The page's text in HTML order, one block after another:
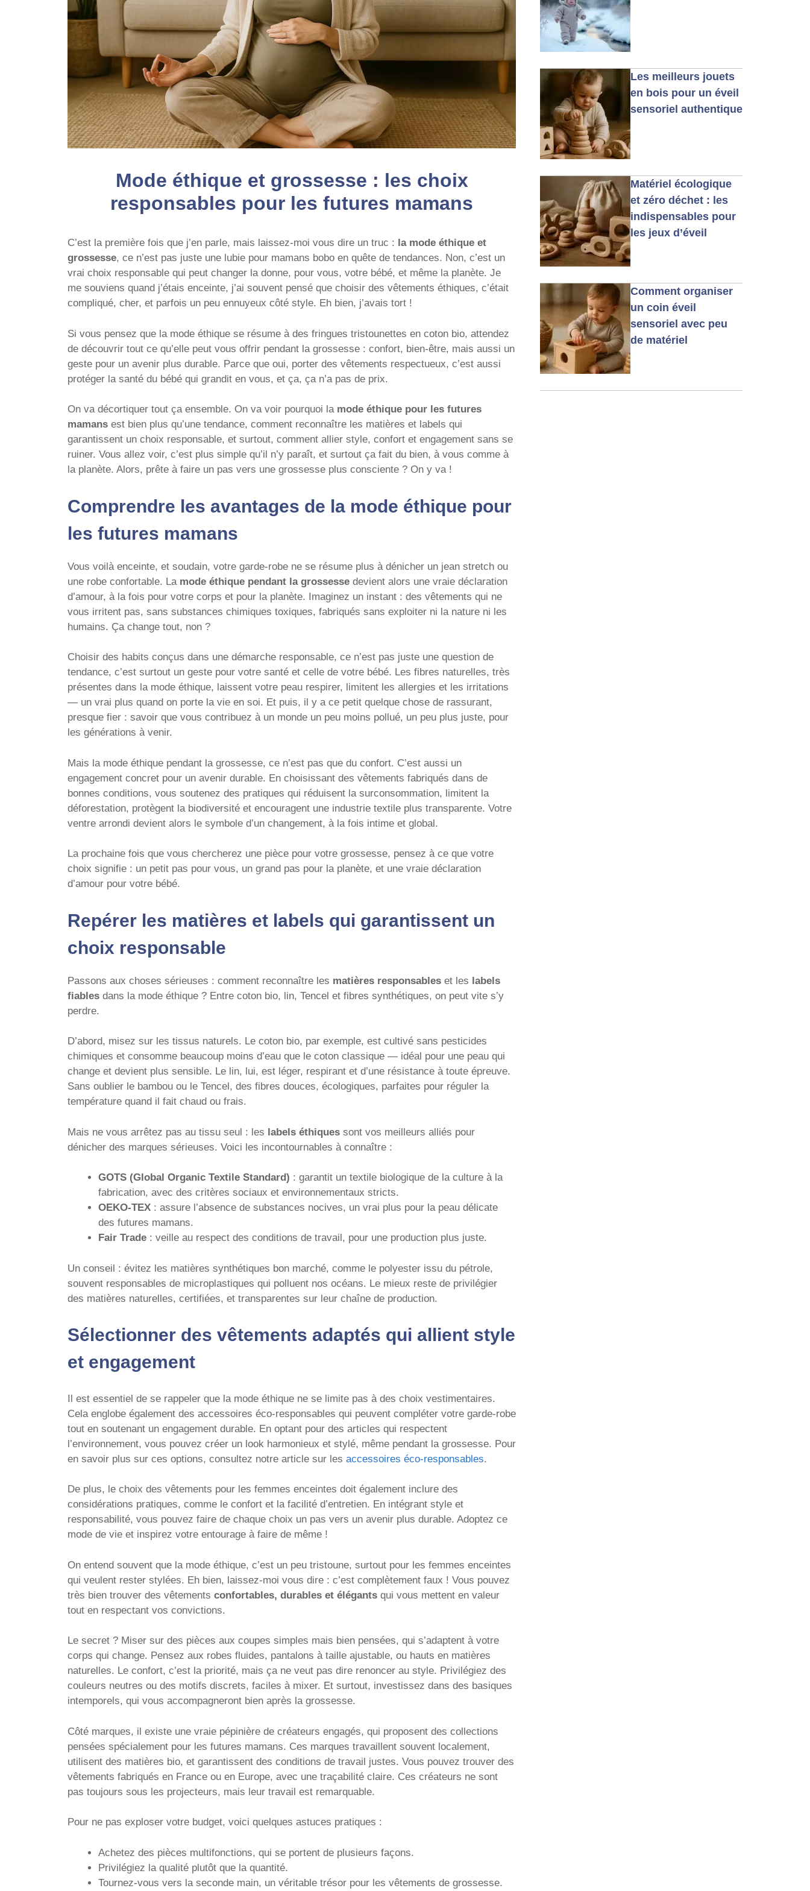
Mode éthique et grossesse : les choix
responsables pour les futures mamans
C’est la première fois que j’en parle, mais laissez-moi vous dire un truc : la mode éthique et
grossesse, ce n’est pas juste une lubie pour mamans bobo en quête de tendances. Non, c’est un
vrai choix responsable qui peut changer la donne, pour vous, votre bébé, et même la planète. Je
me souviens quand j’étais enceinte, j’ai souvent pensé que choisir des vêtements éthiques, c’était
compliqué, cher, et parfois un peu ennuyeux côté style. Eh bien, j’avais tort !
Si vous pensez que la mode éthique se résume à des fringues tristounettes en coton bio, attendez
de découvrir tout ce qu’elle peut vous offrir pendant la grossesse : confort, bien-être, mais aussi un
geste pour un avenir plus durable. Parce que oui, porter des vêtements respectueux, c’est aussi
protéger la santé du bébé qui grandit en vous, et ça, ça n’a pas de prix.
On va décortiquer tout ça ensemble. On va voir pourquoi la mode éthique pour les futures
mamans est bien plus qu’une tendance, comment reconnaître les matières et labels qui
garantissent un choix responsable, et surtout, comment allier style, confort et engagement sans se
ruiner. Vous allez voir, c’est plus simple qu’il n’y paraît, et surtout ça fait du bien, à vous comme à
la planète. Alors, prête à faire un pas vers une grossesse plus consciente ? On y va !
Comprendre les avantages de la mode éthique pour
les futures mamans
Vous voilà enceinte, et soudain, votre garde-robe ne se résume plus à dénicher un jean stretch ou
une robe confortable. La mode éthique pendant la grossesse devient alors une vraie déclaration
d’amour, à la fois pour votre corps et pour la planète. Imaginez un instant : des vêtements qui ne
vous irritent pas, sans substances chimiques toxiques, fabriqués sans exploiter ni la nature ni les
humains. Ça change tout, non ?
Choisir des habits conçus dans une démarche responsable, ce n’est pas juste une question de
tendance, c’est surtout un geste pour votre santé et celle de votre bébé. Les fibres naturelles, très
présentes dans la mode éthique, laissent votre peau respirer, limitent les allergies et les irritations
— un vrai plus quand on porte la vie en soi. Et puis, il y a ce petit quelque chose de rassurant,
presque fier : savoir que vous contribuez à un monde un peu moins pollué, un peu plus juste, pour
les générations à venir.
Mais la mode éthique pendant la grossesse, ce n’est pas que du confort. C’est aussi un
engagement concret pour un avenir durable. En choisissant des vêtements fabriqués dans de
bonnes conditions, vous soutenez des pratiques qui réduisent la surconsommation, limitent la
déforestation, protègent la biodiversité et encouragent une industrie textile plus transparente. Votre
ventre arrondi devient alors le symbole d’un changement, à la fois intime et global.
La prochaine fois que vous chercherez une pièce pour votre grossesse, pensez à ce que votre
choix signifie : un petit pas pour vous, un grand pas pour la planète, et une vraie déclaration
d’amour pour votre bébé.
Repérer les matières et labels qui garantissent un
choix responsable
Passons aux choses sérieuses : comment reconnaître les matières responsables et les labels
fiables dans la mode éthique ? Entre coton bio, lin, Tencel et fibres synthétiques, on peut vite s’y
perdre.
D’abord, misez sur les tissus naturels. Le coton bio, par exemple, est cultivé sans pesticides
chimiques et consomme beaucoup moins d’eau que le coton classique — idéal pour une peau qui
change et devient plus sensible. Le lin, lui, est léger, respirant et d’une résistance à toute épreuve.
Sans oublier le bambou ou le Tencel, des fibres douces, écologiques, parfaites pour réguler la
température quand il fait chaud ou frais.
Mais ne vous arrêtez pas au tissu seul : les labels éthiques sont vos meilleurs alliés pour
dénicher des marques sérieuses. Voici les incontournables à connaître :
GOTS (Global Organic Textile Standard) : garantit un textile biologique de la culture à la
fabrication, avec des critères sociaux et environnementaux stricts.
OEKO-TEX : assure l’absence de substances nocives, un vrai plus pour la peau délicate
des futures mamans.
Fair Trade : veille au respect des conditions de travail, pour une production plus juste.
Un conseil : évitez les matières synthétiques bon marché, comme le polyester issu du pétrole,
souvent responsables de microplastiques qui polluent nos océans. Le mieux reste de privilégier
des matières naturelles, certifiées, et transparentes sur leur chaîne de production.
Sélectionner des vêtements adaptés qui allient style
et engagement
Il est essentiel de se rappeler que la mode éthique ne se limite pas à des choix vestimentaires.
Cela englobe également des accessoires éco-responsables qui peuvent compléter votre garde-robe
tout en soutenant un engagement durable. En optant pour des articles qui respectent
l’environnement, vous pouvez créer un look harmonieux et stylé, même pendant la grossesse. Pour
en savoir plus sur ces options, consultez notre article sur les accessoires éco-responsables.
De plus, le choix des vêtements pour les femmes enceintes doit également inclure des
considérations pratiques, comme le confort et la facilité d’entretien. En intégrant style et
responsabilité, vous pouvez faire de chaque choix un pas vers un avenir plus durable. Adoptez ce
mode de vie et inspirez votre entourage à faire de même !
On entend souvent que la mode éthique, c’est un peu tristoune, surtout pour les femmes enceintes
qui veulent rester stylées. Eh bien, laissez-moi vous dire : c’est complètement faux ! Vous pouvez
très bien trouver des vêtements confortables, durables et élégants qui vous mettent en valeur
tout en respectant vos convictions.
Le secret ? Miser sur des pièces aux coupes simples mais bien pensées, qui s’adaptent à votre
corps qui change. Pensez aux robes fluides, pantalons à taille ajustable, ou hauts en matières
naturelles. Le confort, c’est la priorité, mais ça ne veut pas dire renoncer au style. Privilégiez des
couleurs neutres ou des motifs discrets, faciles à mixer. Et surtout, investissez dans des basiques
intemporels, qui vous accompagneront bien après la grossesse.
Côté marques, il existe une vraie pépinière de créateurs engagés, qui proposent des collections
pensées spécialement pour les futures mamans. Ces marques travaillent souvent localement,
utilisent des matières bio, et garantissent des conditions de travail justes. Vous pouvez trouver des
vêtements fabriqués en France ou en Europe, avec une traçabilité claire. Ces créateurs ne sont
pas toujours sous les projecteurs, mais leur travail est remarquable.
Pour ne pas exploser votre budget, voici quelques astuces pratiques :
Achetez des pièces multifonctions, qui se portent de plusieurs façons.
Privilégiez la qualité plutôt que la quantité.
Tournez-vous vers la seconde main, un véritable trésor pour les vêtements de grossesse.
Les meilleurs jouets
en bois pour un éveil
sensoriel authentique
Matériel écologique
et zéro déchet : les
indispensables pour
les jeux d’éveil
Comment organiser
un coin éveil
sensoriel avec peu
de matériel